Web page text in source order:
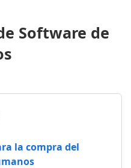
Software de
la compra del